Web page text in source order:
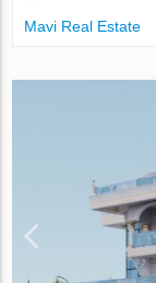
Mavi Real Estate